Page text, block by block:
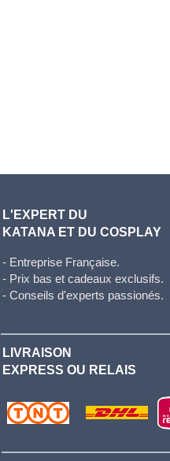
L'EXPERT DU
KATANA ET DU COSPLAY
- Entreprise Française.
- Prix bas et cadeaux exclusifs.
- Conseils d'experts passionés.
LIVRAISON
EXPRESS OU RELAIS